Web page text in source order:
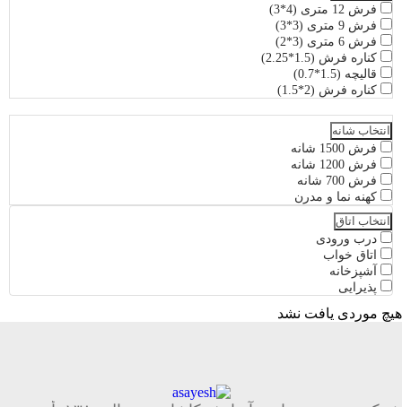
فرش 12 متری (4*3)
فرش 9 متری (3*3)
فرش 6 متری (3*2)
کناره فرش (1.5*2.25)
قالیچه (1.5*0.7)
کناره فرش (2*1.5)
انتخاب شانه
فرش 1500 شانه
فرش 1200 شانه
فرش 700 شانه
کهنه نما و مدرن
انتخاب اتاق
درب ورودی
اتاق خواب
آشپزخانه
پذیرایی
هیچ موردی یافت نشد